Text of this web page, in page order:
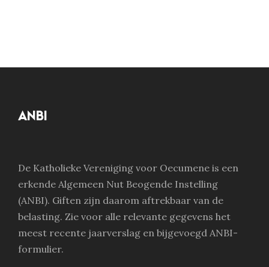
ANBI
De Katholieke Vereniging voor Oecumene is een
erkende Algemeen Nut Beogende Instelling
(ANBI). Giften zijn daarom aftrekbaar van de
belasting. Zie voor alle relevante gegevens het
meest recente jaarverslag en bijgevoegd ANBI-
formulier.